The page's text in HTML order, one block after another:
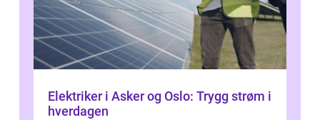
Elektriker i Asker og Oslo: Trygg strøm i
hverdagen